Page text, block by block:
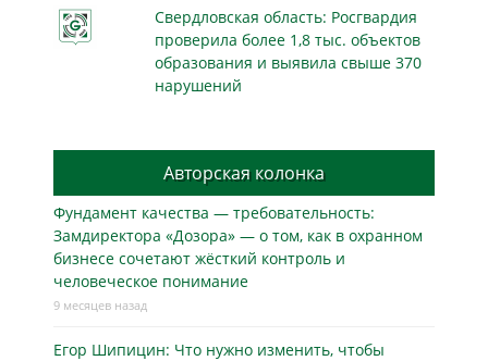
Свердловская область: Росгвардия
проверила более 1,8 тыс. объектов
образования и выявила свыше 370
нарушений
Авторская колонка
Фундамент качества — требовательность:
Замдиректора «Дозора» — о том, как в охранном
бизнесe сочетают жёсткий контроль и
человеческое понимание
9 месяцев назад
Егор Шипицин: Что нужно изменить, чтобы